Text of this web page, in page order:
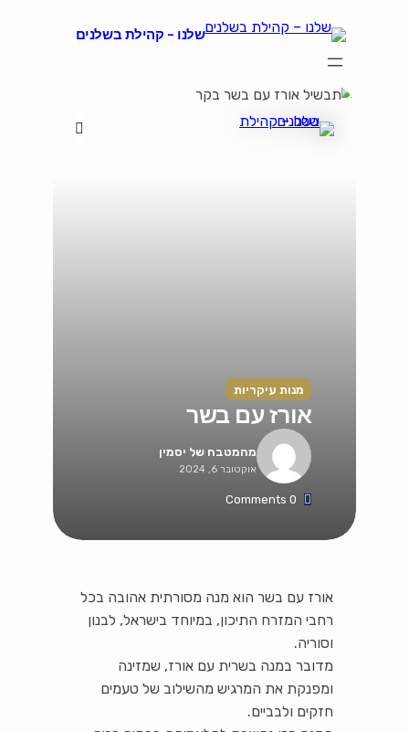
שלנו – קהילת בשלנים
הצהרת נגישות
מנות עיקריות
אורז עם בשר
מהמטבח של יסמין
אוקטובר 6, 2024
0 Comments
אורז עם בשר הוא מנה מסורתית אהובה בכל
רחבי המזרח התיכון, במיוחד בישראל, לבנון
וסוריה.
מדובר במנה בשרית עם אורז, שמזינה
ומפנקת את המרגיש מהשילוב של טעמים
חזקים ולבביים.